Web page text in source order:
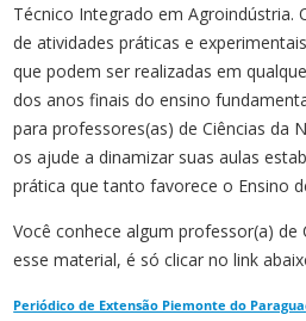
Técnico Integrado em Agroindústria.
de atividades práticas e
que podem ser realizadas em
dos anos finais do ensino
para professores(as) de Ciências da
os ajude a dinamizar suas aulas
prática que tanto favorece o Ensino
Você conhece algum professor(a) de
esse material, é só clicar no link
Periódico de Extensão Piemonte do